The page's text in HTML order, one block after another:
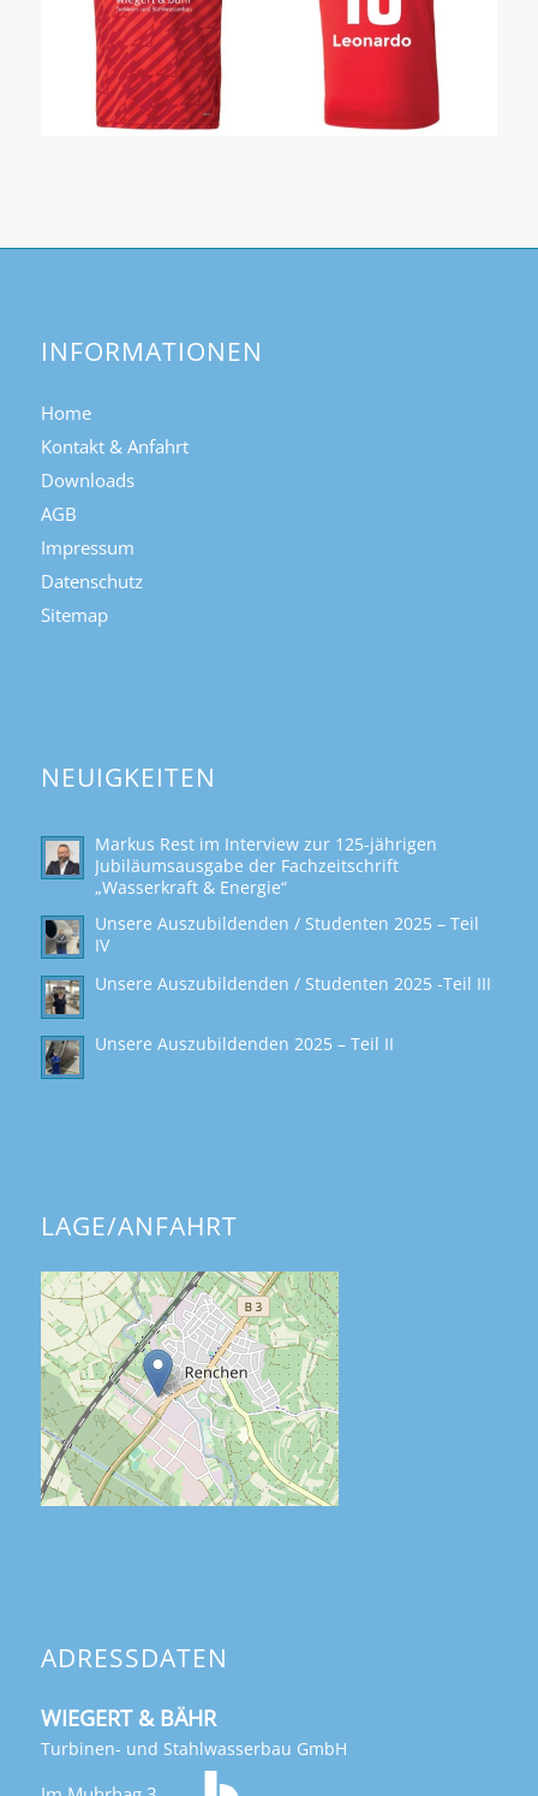
INFORMATIONEN
Home
Kontakt & Anfahrt
Downloads
AGB
Impressum
Datenschutz
Sitemap
NEUIGKEITEN
Markus Rest im Interview zur 125-jährigen
Jubiläumsausgabe der Fachzeitschrift
„Wasserkraft & Energie“
Unsere Auszubildenden / Studenten 2025 – Teil
IV
Unsere Auszubildenden / Studenten 2025 -Teil III
Unsere Auszubildenden 2025 – Teil II
LAGE/ANFAHRT
ADRESSDATEN
WIEGERT & BÄHR
Turbinen- und Stahlwasserbau GmbH